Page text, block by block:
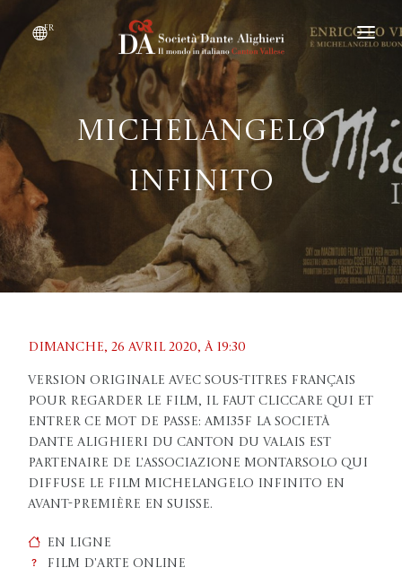
fr
DEVENIR MEMBRE
QUI SOMMES-NOUS ?
ÉVÉNEMENTS
CONVENTIONS
Michelangelo
infinito
Dimanche, 26 avril 2020, À 19:30
Version originale avec sous-titres français
Pour regarder le film, il faut CLICCARE QUI et
entrer ce mot de passe: AMI35F La Società
Dante Alighieri du canton du Valais est
partenaire de l'Associazione Montarsolo qui
diffuse le film Michelangelo Infinito en
avant-première en Suisse.
En ligne
Film d'arte online